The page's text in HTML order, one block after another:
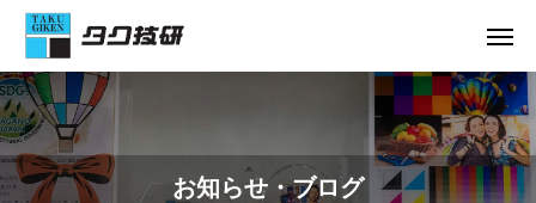
お知らせ・ブログ